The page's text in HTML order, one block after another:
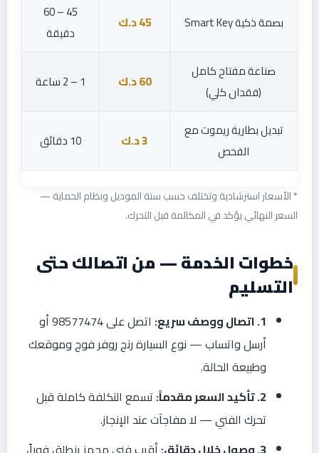
بصمة ذكية Smart Key 45 د.ك
45 – 60
دقيقة
صناعة مفتاح كامل
(فقدان كلي)
60 د.ك 1 – 2 ساعة
تبديل بطارية ريموت مع
الفحص
3 د.ك 10 دقائق
* الأسعار استرشادية وتختلف حسب سنة الموديل ونظام الحماية —
السعر النهائي يؤكد في المكالمة قبل التحرك.
خطوات الخدمة — من اتصالك حتى
التسليم
1. اتصال ووصف سريع:
اتصل على 98577474 أو
أرسل واتساب — نوع السيارة رنج روفر فوج وموقعك
وطبيعة الحالة.
2. تأكيد السعر مقدماً:
تسمع التكلفة كاملة قبل
تحرك الفني — لا مفاجآت عند الإنجاز.